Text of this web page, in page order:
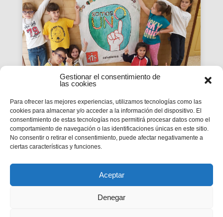
Gestionar el consentimiento de
las cookies
Para ofrecer las mejores experiencias, utilizamos tecnologías como las
cookies para almacenar y/o acceder a la información del dispositivo. El
consentimiento de estas tecnologías nos permitirá procesar datos como el
comportamiento de navegación o las identificaciones únicas en este sitio.
No consentir o retirar el consentimiento, puede afectar negativamente a
ciertas características y funciones.
Aceptar
Denegar
La Revista SMX 59 hace
balance del primer curso de
'Somos Uno'
balance del primer curso de la Campaña
inspectorial Somos Uno, marcada...